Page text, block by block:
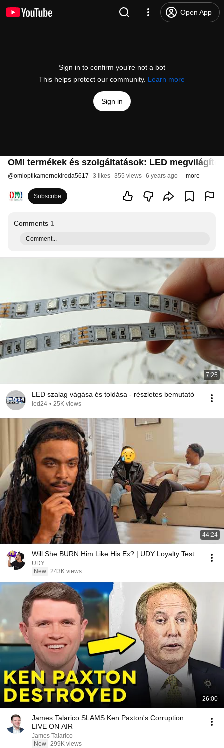
Open App
Sign in to confirm you’re not a bot
This helps protect our community. Learn more
Sign in
OMI termékek és szolgáltatások: LED
@omioptikamernokiroda5617 3 likes 355 views 6 years ago more
Subscribe
Comments 1
Comment...
7:25
LED szalag vágása és toldása - részletes bemutató
led24 • 25K views
44:24
Will She BURN Him Like His Ex? | UDY Loyalty Test
UDY
New 243K views
26:00
James Talarico SLAMS Ken Paxton's Corruption
LIVE ON AIR
James Talarico
New 299K views